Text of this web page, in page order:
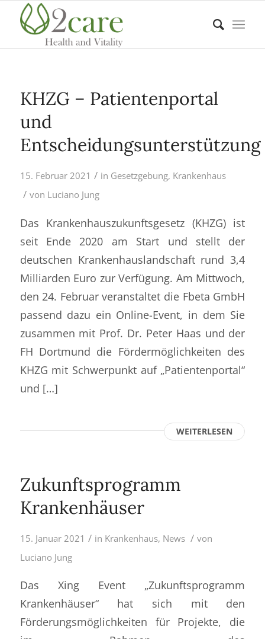
KHZG – Patientenportal
und
Entscheidungsunterstützung
15. Februar 2021 / in Gesetzgebung, Krankenhaus
/ von Luciano Jung
Das Krankenhauszukunftsgesetz (KHZG) ist
seit Ende 2020 am Start und stellt der
deutschen Krankenhauslandschaft rund 3,4
Milliarden Euro zur Verfügung. Am Mittwoch,
den 24. Februar veranstaltet die Fbeta GmbH
passend dazu ein Online-Event, in dem Sie
zusammen mit Prof. Dr. Peter Haas und der
FH Dortmund die Fördermöglichkeiten des
KHZG mit Schwerpunkt auf „Patientenportal“
und […]
WEITERLESEN
Zukunftsprogramm
Krankenhäuser
15. Januar 2021 / in Krankenhaus, News / von
Luciano Jung
Das Xing Event „Zukunftsprogramm
Krankenhäuser“ hat sich mit den
Förderungsmöglichkeiten für Projekte, die